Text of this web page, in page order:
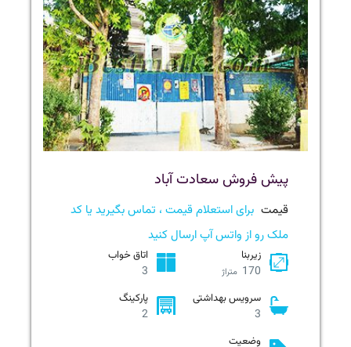
پیش فروش سعادت آباد
قیمت برای استعلام قیمت ، تماس بگیرید یا کد
ملک رو از واتس آپ ارسال کنید
زیربنا
170 متراژ
اتاق خواب
3
سرویس بهداشتی
3
پارکینگ
2
وضعیت